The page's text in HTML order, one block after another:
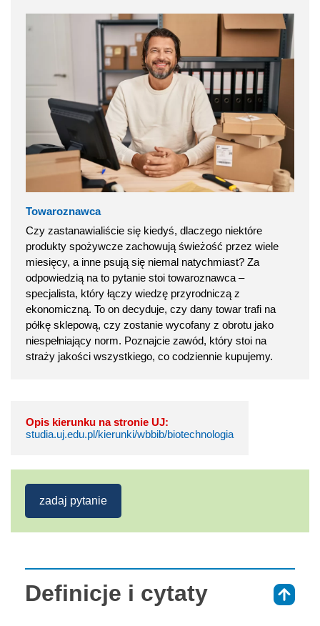
Towaroznawca
Czy zastanawialiście się kiedyś, dlaczego niektóre
produkty spożywcze zachowują świeżość przez wiele
miesięcy, a inne psują się niemal natychmiast? Za
odpowiedzią na to pytanie stoi towaroznawca –
specjalista, który łączy wiedzę przyrodniczą z
ekonomiczną. To on decyduje, czy dany towar trafi na
półkę sklepową, czy zostanie wycofany z obrotu jako
niespełniający norm. Poznajcie zawód, który stoi na
straży jakości wszystkiego, co codziennie kupujemy.
Opis kierunku na stronie UJ:
studia.uj.edu.pl/kierunki/wbbib/biotechnologia
zadaj pytanie
Definicje i cytaty